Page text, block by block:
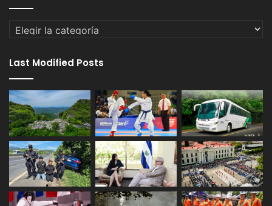
Categorías
Last Modified Posts